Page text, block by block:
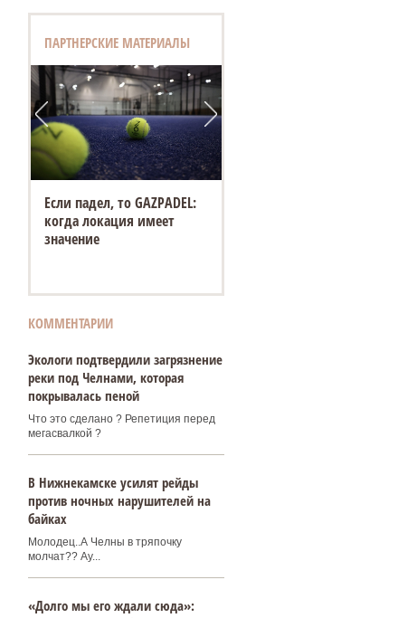
ПАРТНЕРСКИЕ МАТЕРИАЛЫ
Если падел, то GAZPADEL:
когда локация имеет
значение
КОММЕНТАРИИ
Экологи подтвердили загрязнение
реки под Челнами, которая
покрывалась пеной
Что это сделано ? Репетиция перед
мегасвалкой ?
В Нижнекамске усилят рейды
против ночных нарушителей на
байках
Молодец..А Челны в тряпочку
молчат?? Ау...
«Долго мы его ждали сюда»: